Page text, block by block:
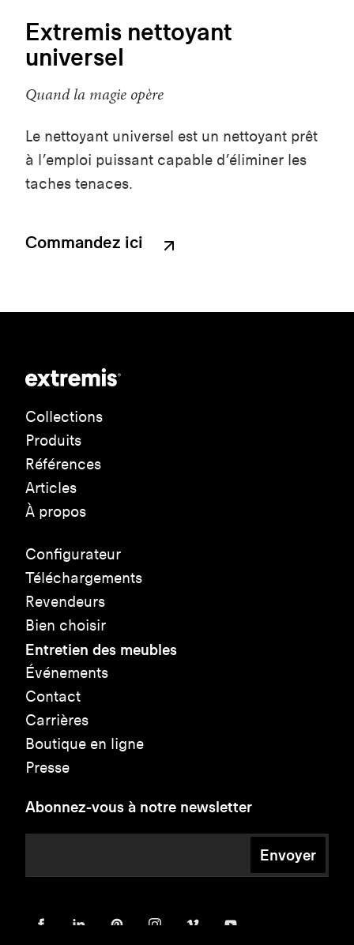
Extremis nettoyant
universel
Quand la magie opère
Le nettoyant universel est un nettoyant prêt
à l’emploi puissant capable d’éliminer les
taches tenaces.
Commandez ici
Collections
Produits
Références
Articles
À propos
Configurateur
Téléchargements
Revendeurs
Bien choisir
Entretien des meubles
Événements
Contact
Carrières
Boutique en ligne
Presse
Abonnez-vous à notre newsletter
Envoyer